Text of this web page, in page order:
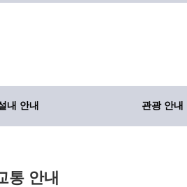
내 안내 관광 안내
통 안내